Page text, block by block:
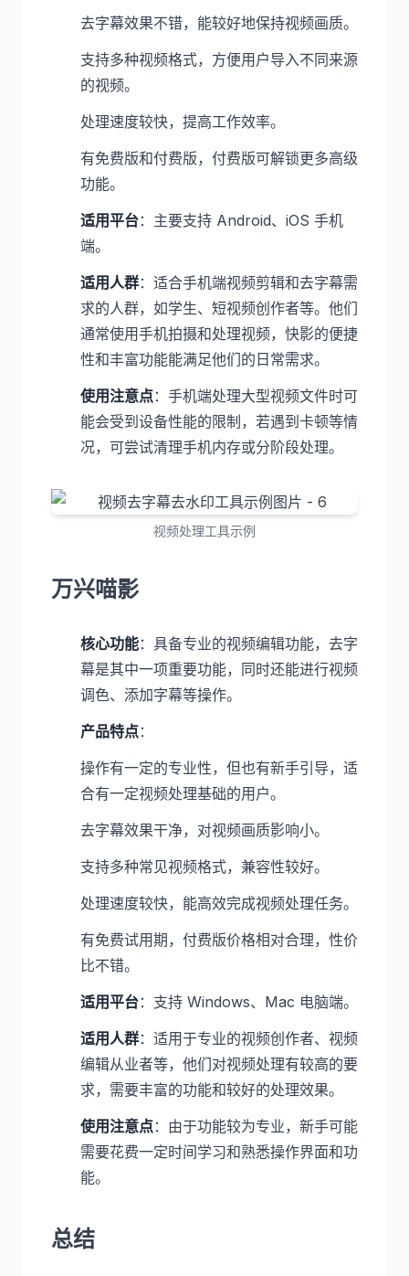
去字幕效果不错，能较好地保持视频画质。
支持多种视频格式，方便用户导入不同来源
的视频。
处理速度较快，提高工作效率。
有免费版和付费版，付费版可解锁更多高级
功能。
适用平台：主要支持 Android、iOS 手机
端。
适用人群：适合手机端视频剪辑和去字幕需
求的人群，如学生、短视频创作者等。他们
通常使用手机拍摄和处理视频，快影的便捷
性和丰富功能能满足他们的日常需求。
使用注意点：手机端处理大型视频文件时可
能会受到设备性能的限制，若遇到卡顿等情
况，可尝试清理手机内存或分阶段处理。
视频处理工具示例
万兴喵影
核心功能：具备专业的视频编辑功能，去字
幕是其中一项重要功能，同时还能进行视频
调色、添加字幕等操作。
产品特点：
操作有一定的专业性，但也有新手引导，适
合有一定视频处理基础的用户。
去字幕效果干净，对视频画质影响小。
支持多种常见视频格式，兼容性较好。
处理速度较快，能高效完成视频处理任务。
有免费试用期，付费版价格相对合理，性价
比不错。
适用平台：支持 Windows、Mac 电脑端。
适用人群：适用于专业的视频创作者、视频
编辑从业者等，他们对视频处理有较高的要
求，需要丰富的功能和较好的处理效果。
使用注意点：由于功能较为专业，新手可能
需要花费一定时间学习和熟悉操作界面和功
能。
总结